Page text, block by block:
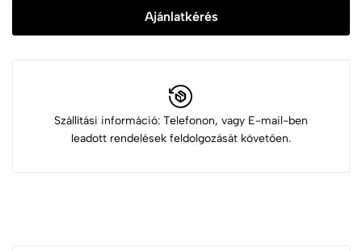
Ajánlatkérés
Szállítási információ: Telefonon, vagy E-mail-ben
leadott rendelések feldolgozását követően.